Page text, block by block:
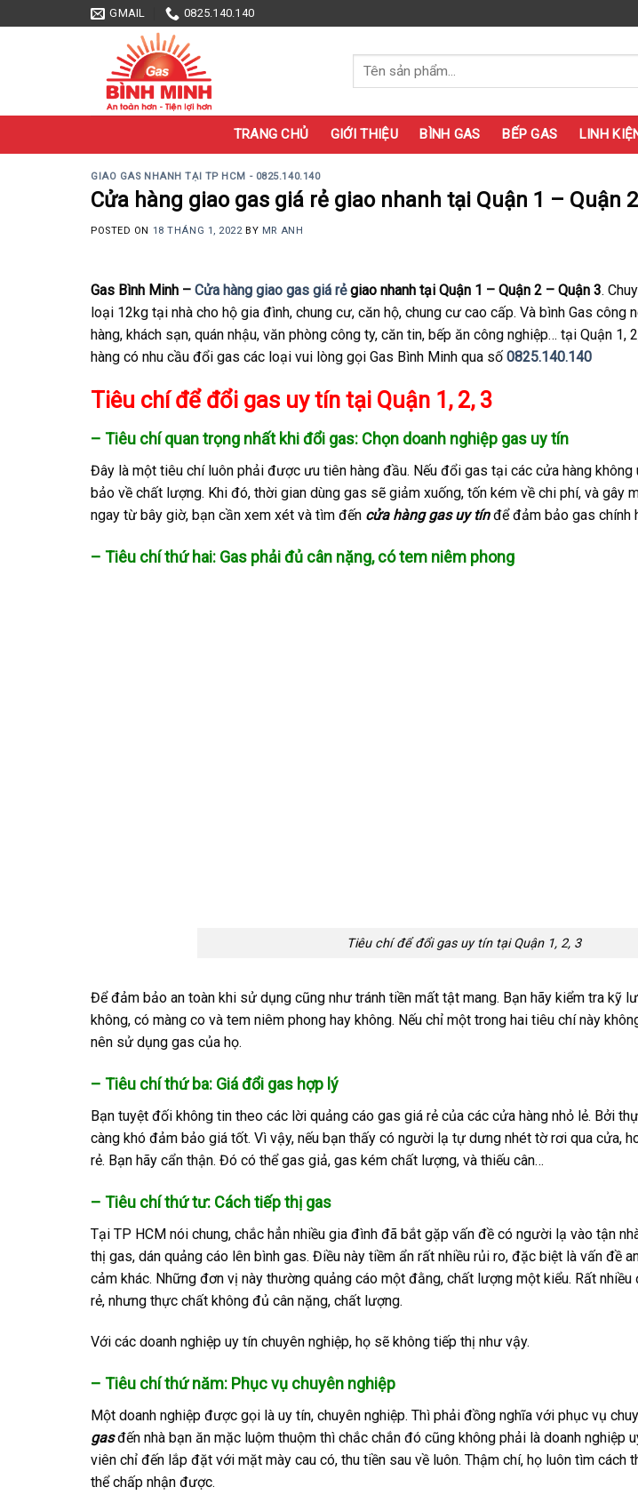
to
GMAIL 0825.140.140
Tìm
kiếm:
TRANG CHỦ GIỚI THIỆU BÌNH GAS BẾP GAS LINH
GIAO GAS NHANH TẠI TP HCM - 0825.140.140
Cửa hàng giao gas giá rẻ giao nhanh tại Quận 1 – Quận
POSTED ON 18 THÁNG 1, 2022 BY MR ANH
Gas Bình Minh – Cửa hàng giao gas giá rẻgiao nhanh tại Quận 1 – Quận 2 – Quận 3.
loại 12kg tại nhà cho hộ gia đình, chung cư, căn hộ, chung cư cao cấp. Và bình Gas công
hàng, khách sạn, quán nhậu, văn phòng công ty, căn tin, bếp ăn công nghiệp… tại Quận 1,
hàng có nhu cầu đổi gas các loại vui lòng gọi Gas Bình Minh qua số 0825.140.140
Tiêu chí để đổi gas uy tín tại Quận 1, 2, 3
– Tiêu chí quan trọng nhất khi đổi gas: Chọn doanh nghiệp gas uy tín
Đây là một tiêu chí luôn phải được ưu tiên hàng đầu. Nếu đổi gas tại các cửa hàng không
bảo về chất lượng. Khi đó, thời gian dùng gas sẽ giảm xuống, tốn kém về chi phí, và gây
ngay từ bây giờ, bạn cần xem xét và tìm đến cửa hàng gas uy tínđể đảm bảo gas chính
– Tiêu chí thứ hai: Gas phải đủ cân nặng, có tem niêm phong
Tiêu chí để đổi gas uy tín tại Quận 1, 2, 3
Để đảm bảo an toàn khi sử dụng cũng như tránh tiền mất tật mang. Bạn hãy kiểm tra kỹ
không, có màng co và tem niêm phong hay không. Nếu chỉ một trong hai tiêu chí này
nên sử dụng gas của họ.
– Tiêu chí thứ ba: Giá đổi gas hợp lý
Bạn tuyệt đối không tin theo các lời quảng cáo gas giá rẻ của các cửa hàng nhỏ lẻ. Bởi
càng khó đảm bảo giá tốt. Vì vậy, nếu bạn thấy có người lạ tự dưng nhét tờ rơi qua cửa,
rẻ. Bạn hãy cẩn thận. Đó có thể gas giả, gas kém chất lượng, và thiếu cân…
– Tiêu chí thứ tư: Cách tiếp thị gas
Tại TP HCM nói chung, chắc hẳn nhiều gia đình đã bắt gặp vấn đề có người lạ vào tận
thị gas, dán quảng cáo lên bình gas. Điều này tiềm ẩn rất nhiều rủi ro, đặc biệt là vấn đề
cảm khác. Những đơn vị này thường quảng cáo một đằng, chất lượng một kiểu. Rất
rẻ, nhưng thực chất không đủ cân nặng, chất lượng.
Với các doanh nghiệp uy tín chuyên nghiệp, họ sẽ không tiếp thị như vậy.
– Tiêu chí thứ năm: Phục vụ chuyên nghiệp
Một doanh nghiệp được gọi là uy tín, chuyên nghiệp. Thì phải đồng nghĩa với phục vụ
gasđến nhà bạn ăn mặc luộm thuộm thì chắc chắn đó cũng không phải là doanh nghiệp
viên chỉ đến lắp đặt với mặt mày cau có, thu tiền sau về luôn. Thậm chí, họ luôn tìm cách
thể chấp nhận được.